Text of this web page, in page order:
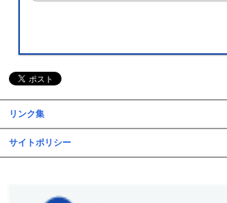
リンク集
サイトポリシー